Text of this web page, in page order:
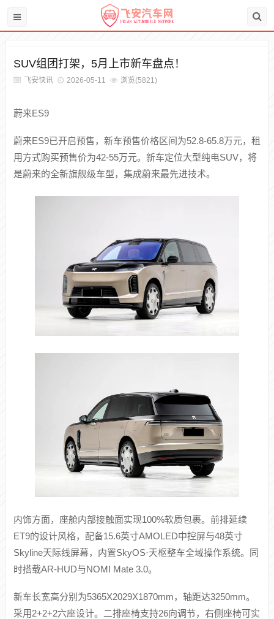
SUV组团打架，5月上市新车盘点！
飞安快讯 2026-05-11 浏览(5821)
蔚来ES9
蔚来ES9已开启预售，新车预售价格区间为52.8-65.8万元，租
用方式购买预售价为42-55万元。新车定位大型纯电SUV，将
是蔚来的全新旗舰级车型，集成蔚来最先进技术。
内饰方面，座舱内部接触面实现100%软质包裹。前排延续
ET9的设计风格，配备15.6英寸AMOLED中控屏与48英寸
Skyline天际线屏幕，内置SkyOS·天枢整车全域操作系统。同
时搭载AR-HUD与NOMI Mate 3.0。
新车长宽高分别为5365X2029X1870mm，轴距达3250mm。
采用2+2+2六座设计。二排座椅支持26向调节，右侧座椅可实